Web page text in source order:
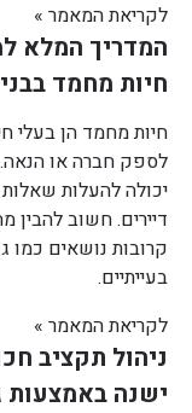
לקריאת המאמר »
המדריך המלא
חיות מחמד
חיות מחמד הן בעלי
לספק חברה או הנאה.
יכולה להעלות
דיירים. חשוב
קרובות נושאים כמו
בעייתיים.
לקריאת המאמר »
ניהול תקציב
ישנה באמצעות